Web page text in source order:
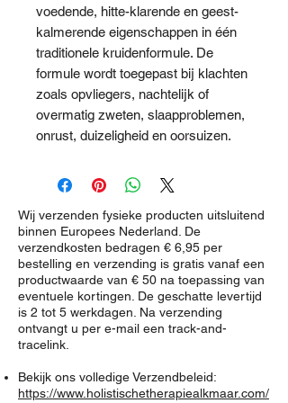
voedende, hitte-klarende en geest-
kalmerende eigenschappen in één
traditionele kruidenformule. De
formule wordt toegepast bij klachten
zoals opvliegers, nachtelijk of
overmatig zweten, slaapproblemen,
onrust, duizeligheid en oorsuizen.
Wij verzenden fysieke producten uitsluitend
binnen Europees Nederland. De
verzendkosten bedragen € 6,95 per
bestelling en verzending is gratis vanaf een
productwaarde van € 50 na toepassing van
eventuele kortingen. De geschatte levertijd
is 2 tot 5 werkdagen. Na verzending
ontvangt u per e-mail een track-and-
tracelink.
Bekijk ons volledige Verzendbeleid:
https://www.holistischetherapiealkmaar.com/